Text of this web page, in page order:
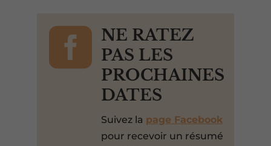

NE RATEZ
PAS LES
PROCHAINES
DATES
Suivez la page Facebook
pour recevoir un résumé